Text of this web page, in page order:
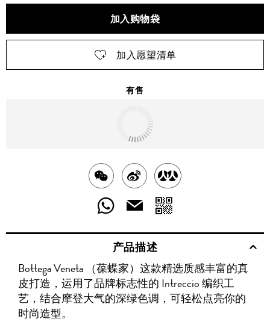
加入购物袋
加入愿望清单
有售
北京市
分
享
WECHAT
分
享
WEIBO
分
分
享
至
WHATSAPP
给
好
友
享
维
码
产品描述
Bottega Veneta （葆蝶家）这款精选质感丰富的真
皮打造，运用了品牌标志性的 Intreccio 编织工
艺，结合摩登大气的深绿色调，可轻松点亮你的
时尚造型。